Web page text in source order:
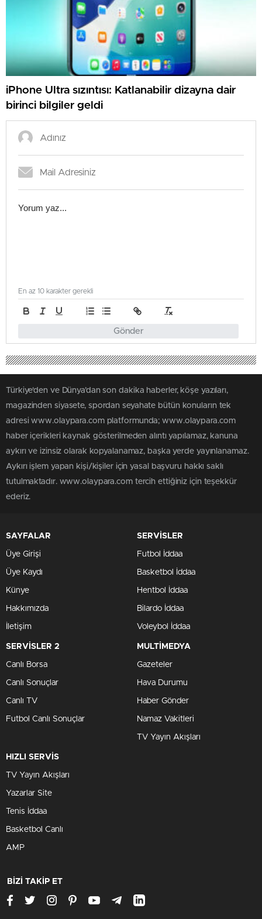
iPhone Ultra sızıntısı: Katlanabilir dizayna dair
birinci bilgiler geldi
Gönder
En az 10 karakter gerekli
Türkiye'den ve Dünya’dan son dakika haberler, köşe yazıları,
magazinden siyasete, spordan seyahate bütün konuların tek
adresi www.olaypara.com platformunda; www.olaypara.com
haber içerikleri kaynak gösterilmeden alıntı yapılamaz, kanuna
aykırı ve izinsiz olarak kopyalanamaz, başka yerde yayınlanamaz.
Aykırı işlem yapan kişi/kişiler için yasal başvuru hakkı saklı
tutulmaktadır. www.olaypara.com tercih ettiğiniz için teşekkür
ederiz.
SAYFALAR
Üye Girişi
Üye Kaydı
Künye
Hakkımızda
İletişim
SERVİSLER
Futbol İddaa
Basketbol İddaa
Hentbol İddaa
Bilardo İddaa
Voleybol İddaa
SERVİSLER 2
Canlı Borsa
Canlı Sonuçlar
Canlı TV
Futbol Canlı Sonuçlar
MULTİMEDYA
Gazeteler
Hava Durumu
Haber Gönder
Namaz Vakitleri
TV Yayın Akışları
HIZLI SERVİS
TV Yayın Akışları
Yazarlar Site
Tenis İddaa
Basketbol Canlı
AMP
BİZİ TAKİP ET